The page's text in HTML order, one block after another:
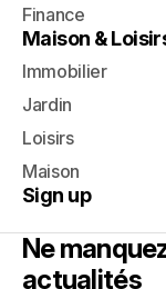
Finance
Maison &
Immobilier
Jardin
Loisirs
Maison
Sign up
Ne
actualités